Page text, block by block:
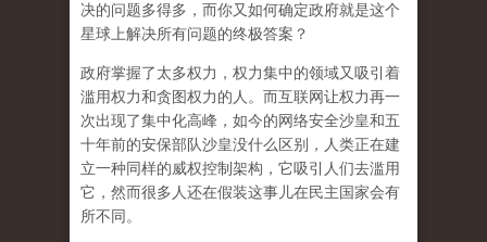
决的问题多得多，而你又如何确定政府就是这个
星球上解决所有问题的终极答案？
政府掌握了太多权力，权力集中的领域又吸引着
滥用权力和贪图权力的人。而互联网让权力再一
次出现了集中化高峰， 如今的网络安全沙皇和五
十年前的安保部队沙皇没什么区别，人类正在建
立一种同样的威权控制架构，它吸引人们去滥用
它，然而很多人还在假装这事儿在民主国家会有
所不同。